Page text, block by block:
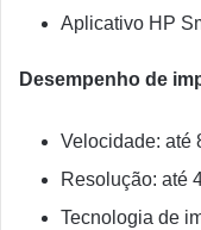
Aplicativo HP
Desempenho de
Velocidade: até
Resolução: até
Tecnologia de